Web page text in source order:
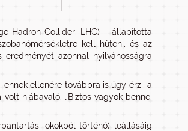
Hadron Collider, LHC) – állapította
kell hűteni, és az
azonnal nyilvánosságra
ellenére továbbra is úgy érzi, a
hiábavaló. „Biztos vagyok benne,
okokból történő) leállásáig